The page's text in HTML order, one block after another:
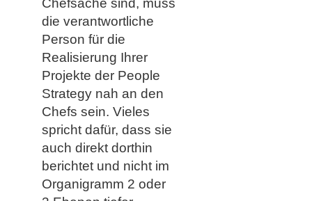
Chefsache sind, muss
die verantwortliche
Person für die
Realisierung Ihrer
Projekte der People
Strategy nah an den
Chefs sein. Vieles
spricht dafür, dass sie
auch direkt dorthin
berichtet und nicht im
Organigramm 2 oder